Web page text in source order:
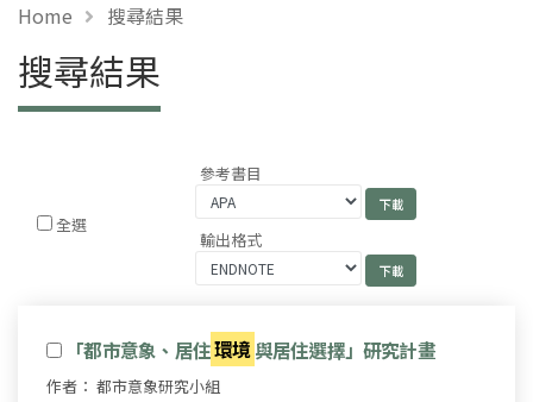
Home 搜尋結果
搜尋結果
全選
參考書目
輸出格式
「都市意象、居住環境 與居住選擇」研究計畫
作者： 都市意象研究小組